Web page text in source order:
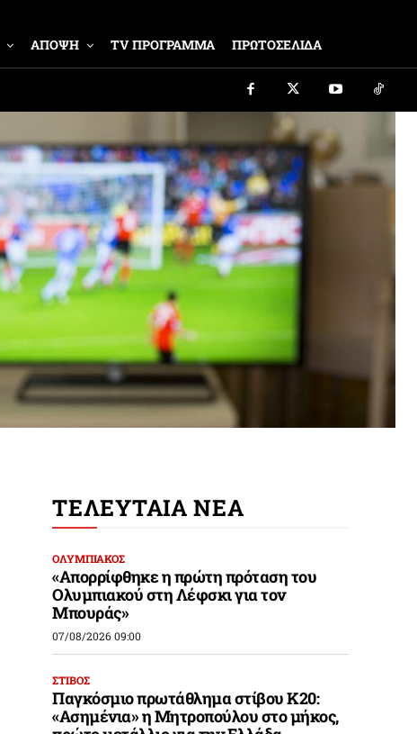
ΑΠΟΨΗ TV ΠΡΟΓΡΑΜΜΑ ΠΡΩΤΟΣΕΛΙΔΑ
ΤΕΛΕΥΤΑΙΑ ΝΕΑ
ΟΛΥΜΠΙΑΚΟΣ
«Απορρίφθηκε η πρώτη πρόταση του
Ολυμπιακού στη Λέφσκι για τον
Μπουράς»
07/08/2026 09:00
ΣΤΙΒΟΣ
Παγκόσμιο πρωτάθλημα στίβου Κ20:
«Ασημένια» η Μητροπούλου στο μήκος,